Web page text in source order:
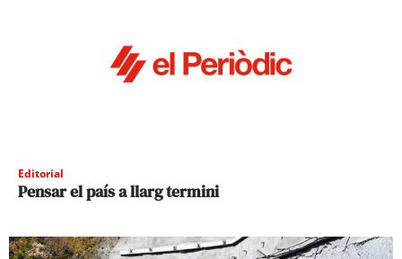
Editorial
Pensar el país a llarg termini